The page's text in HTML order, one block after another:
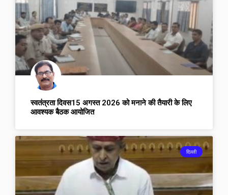
स्वतंत्रता दिवस15 अगस्त 2026 को मनाने की तैयारी के लिए
आवश्यक बैठक आयोजित
दिल्ली